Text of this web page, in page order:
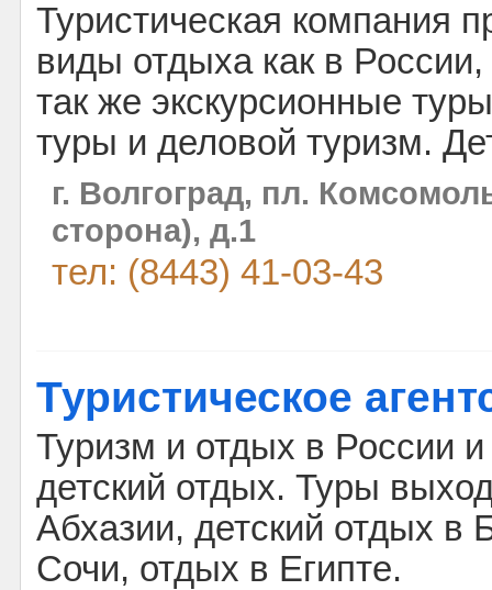
Туристическая компания
виды отдыха как в
так же экскурсионные
туры и деловой туризм.
г. Волгоград, пл.
сторона), д.1
тел: (8443) 41-03-43
Туристическое
Туризм и отдых в России
детский отдых. Туры
Абхазии, детский отдых в
Сочи, отдых в Египте.